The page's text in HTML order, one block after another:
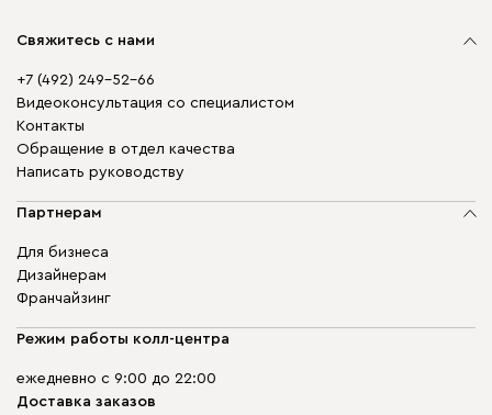
Свяжитесь с нами
+7 (492) 249-52-66
Видеоконсультация со специалистом
Контакты
Обращение в отдел качества
Написать руководству
Партнерам
Для бизнеса
Дизайнерам
Франчайзинг
Режим работы колл-центра
ежедневно с 9:00 до 22:00
Доставка заказов